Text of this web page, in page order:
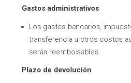
Gastos administrativos
Los gastos bancarios,
transferencia u otros costos
serán reembolsables.
Plazo de devolución